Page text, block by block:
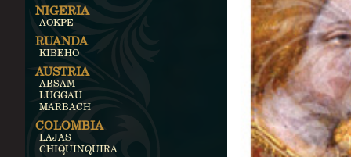
NIGERIA
AOKPE
RUANDA
KIBEHO
AUSTRIA
ABSAM
LUGGAU
MARBACH
COLOMBIA
LAJAS
CHIQUINQUIRA